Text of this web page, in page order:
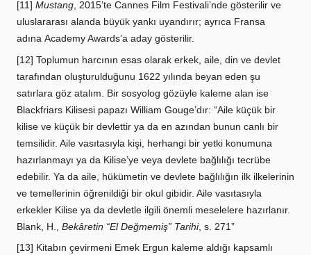
[11] Mustang, 2015’te Cannes Film Festivali’nde gösterilir ve
uluslararası alanda büyük yankı uyandırır; ayrıca Fransa
adına Academy Awards’a aday gösterilir.
[12] Toplumun harcının esas olarak erkek, aile, din ve devlet
tarafından oluşturulduğunu 1622 yılında beyan eden şu
satırlara göz atalım. Bir sosyolog gözüyle kaleme alan ise
Blackfriars Kilisesi papazı William Gouge’dır: “Aile küçük bir
kilise ve küçük bir devlettir ya da en azından bunun canlı bir
temsilidir. Aile vasıtasıyla kişi, herhangi bir yetki konumuna
hazırlanmayı ya da Kilise’ye veya devlete bağlılığı tecrübe
edebilir. Ya da aile, hükümetin ve devlete bağlılığın ilk ilkelerinin
ve temellerinin öğrenildiği bir okul gibidir. Aile vasıtasıyla
erkekler Kilise ya da devletle ilgili önemli meselelere hazırlanır.
Blank, H., Bekâretin “El Değmemiş” Tarihi, s. 271”
[13] Kitabın çevirmeni Emek Ergun kaleme aldığı kapsamlı